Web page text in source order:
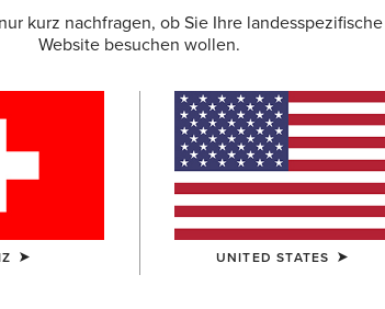
für
kurz nachfragen, ob Sie Ihre landesspezifische
Website besuchen wollen.
UNITED STATES